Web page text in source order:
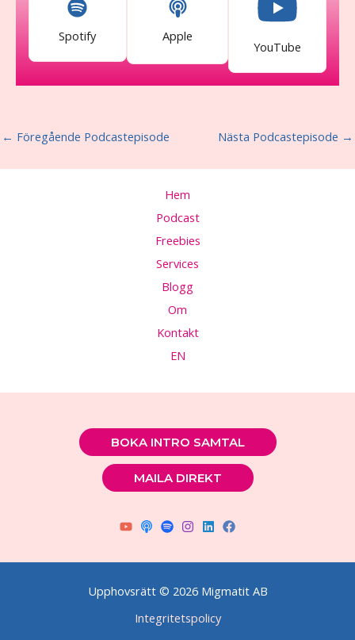
Spotify Apple
YouTube
← Föregående Podcastepisode Nästa Podcastepisode →
Hem
Podcast
Freebies
Services
Blogg
Om
Kontakt
EN
BOKA INTRO SAMTAL
MAILA DIREKT
Upphovsrätt © 2026 Migmatit AB
Integritetspolicy